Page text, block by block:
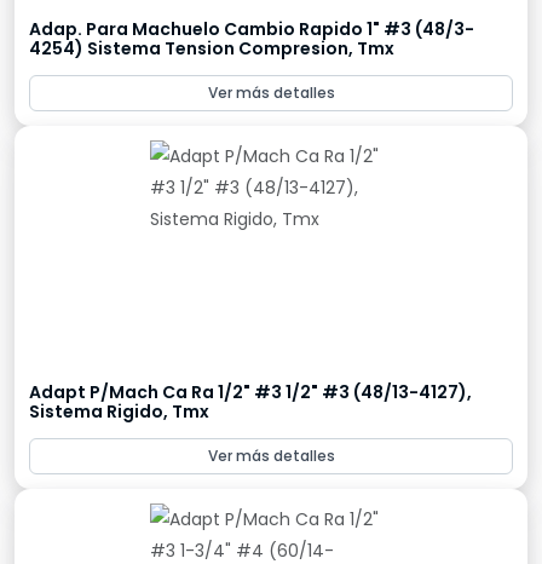
Adap. Para Machuelo Cambio Rapido 1" #3 (48/3-
4254) Sistema Tension Compresion, Tmx
Ver más detalles
Adapt P/Mach Ca Ra 1/2" #3 1/2" #3 (48/13-4127),
Sistema Rigido, Tmx
Ver más detalles